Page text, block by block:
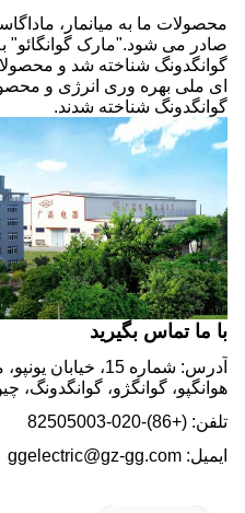
محصولات ما به میانمار،
صادر می شود."مارک گوانگائو"
گوانگدونگ شناخته شد و
ای ملی بهره وری انرژی و
گوانگدونگ شناخته شدند.
با ما تماس بگیرید
آدرس: شماره 15،
هوانگپو، گوانگژو، گوانگدونگ،
تلفن: (+86)-020-82505003
ایمیل: ggelectric@gz-gg.com